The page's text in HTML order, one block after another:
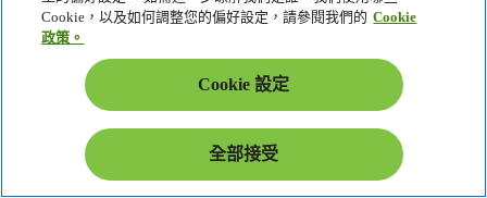
智慧移動
手持遊戲裝置
家電
永續產品
Cookie，以及如何調整您的偏好設定，請參閱我們的 Cookie
政策。
Cookie 設定
全部接受